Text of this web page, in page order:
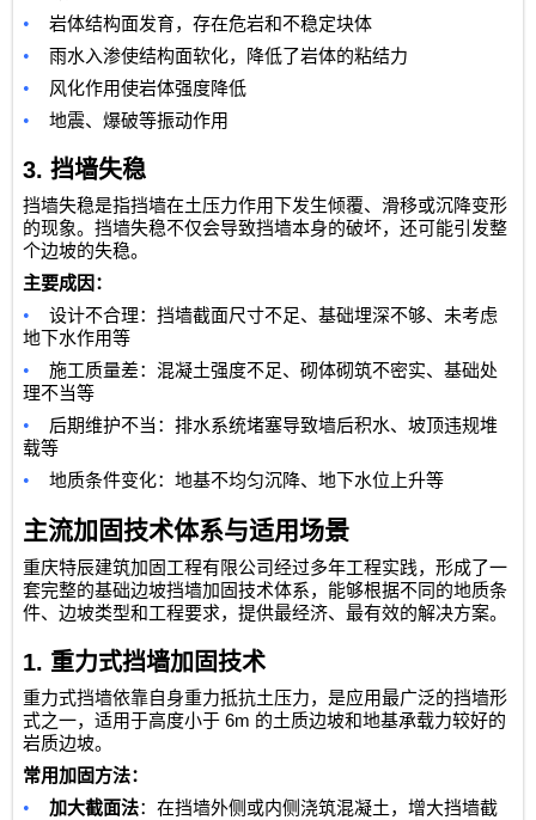
• 岩体结构面发育，存在危岩和不稳定块体
• 雨水入渗使结构面软化，降低了岩体的粘结力
• 风化作用使岩体强度降低
• 地震、爆破等振动作用
3.挡墙失稳
挡墙失稳是指挡墙在土压力作用下发生倾覆、滑移或沉降变形
的现象。挡墙失稳不仅会导致挡墙本身的破坏，还可能引发整
个边坡的失稳。
主要成因：
•
设计不合理：挡墙截面尺寸不足、基础埋深不够、未考虑
地下水作用等
•
施工质量差：混凝土强度不足、砌体砌筑不密实、基础处
理不当等
•
后期维护不当：排水系统堵塞导致墙后积水、坡顶违规堆
载等
• 地质条件变化：地基不均匀沉降、地下水位上升等
主流加固技术体系与适用场景
重庆特辰建筑加固工程有限公司经过多年工程实践，形成了一
套完整的基础边坡挡墙加固技术体系，能够根据不同的地质条
件、边坡类型和工程要求，提供最经济、最有效的解决方案。
1. 重力式挡墙加固技术
重力式挡墙依靠自身重力抵抗土压力，是应用最广泛的挡墙形
式之一，适用于高度小于 6m 的土质边坡和地基承载力较好的
岩质边坡。
常用加固方法：
• 加大截面法：在挡墙外侧或内侧浇筑混凝土，增大挡墙截